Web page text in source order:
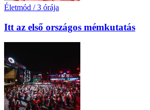
Életmód / 3 órája
Itt az első országos mémkutatás